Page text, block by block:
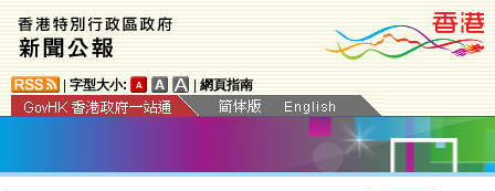
字型大小: 網頁指南